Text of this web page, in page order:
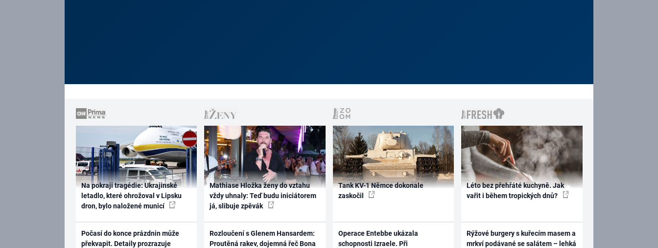
Na pokraji tragédie: Ukrajinské
letadlo, které ohrožoval v Lipsku
dron, bylo naložené municí
Počasí do konce prázdnin může
překvapit. Detaily prozrazuje
Mathiase Hložka ženy do vztahu
vždy uhnaly: Teď budu iniciátorem
já, slibuje zpěvák
Rozloučení s Glenem Hansardem:
Proutěná rakev, dojemná řeč Bona
Tank KV-1 Němce dokonale
zaskočil
Operace Entebbe ukázala
schopnosti Izraele. Při
Léto bez přehřáté kuchyně. Jak
vařit i během tropických dnů?
Rýžové burgery s kuřecím masem a
mrkví podávané se salátem – lehká